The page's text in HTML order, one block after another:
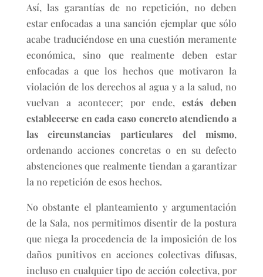
Así, las garantías de no repetición, no deben
estar enfocadas a una sanción ejemplar que sólo
acabe traduciéndose en una cuestión meramente
económica, sino que realmente deben estar
enfocadas a que los hechos que motivaron la
violación de los derechos al agua y a la salud, no
vuelvan a acontecer; por ende,estás deben
establecerse en cada caso concreto atendiendo a
las circunstancias particulares del mismo,
ordenando acciones concretas o en su defecto
abstenciones que realmente tiendan a garantizar
la no repetición de esos hechos.
No obstante el planteamiento y argumentación
de la Sala, nos permitimos disentir de la postura
que niega la procedencia de la imposición de los
daños punitivos en acciones colectivas difusas,
incluso en cualquier tipo de acción colectiva, por